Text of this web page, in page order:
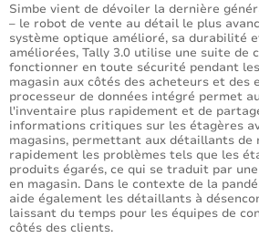
Simbe vient de dévoiler la dernière
– le robot de vente au détail le plus
système optique amélioré, sa durabilité
améliorées, Tally 3.0 utilise une suite de
fonctionner en toute sécurité pendant
magasin aux côtés des acheteurs et des
processeur de données intégré permet
l'inventaire plus rapidement et de
informations critiques sur les étagères
magasins, permettant aux détaillants de
rapidement les problèmes tels que les
produits égarés, ce qui se traduit par
en magasin. Dans le contexte de la
aide également les détaillants à
laissant du temps pour les équipes de
côtés des clients.